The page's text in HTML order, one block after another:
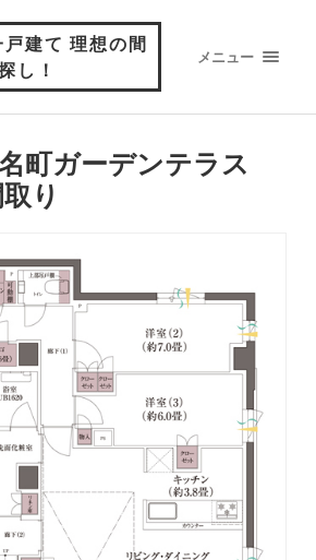
建て 理想の間
し！
メニュー
町ガーデンテラス
り